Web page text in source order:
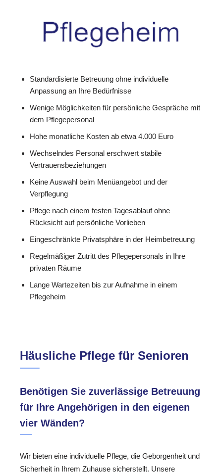
Standardisierte Betreuung ohne individuelle
Anpassung an Ihre Bedürfnisse
Wenige Möglichkeiten für persönliche Gespräche mit
dem Pflegepersonal
Hohe monatliche Kosten ab etwa 4.000 Euro
Wechselndes Personal erschwert stabile
Vertrauensbeziehungen
Keine Auswahl beim Menüangebot und der
Verpflegung
Pflege nach einem festen Tagesablauf ohne
Rücksicht auf persönliche Vorlieben
Eingeschränkte Privatsphäre in der Heimbetreuung
Regelmäßiger Zutritt des Pflegepersonals in Ihre
privaten Räume
Lange Wartezeiten bis zur Aufnahme in einem
Pflegeheim
Häusliche Pflege für Senioren
Benötigen Sie zuverlässige Betreuung
für Ihre Angehörigen in den eigenen
vier Wänden?
Wir bieten eine individuelle Pflege, die Geborgenheit und
Sicherheit in Ihrem Zuhause sicherstellt. Unsere